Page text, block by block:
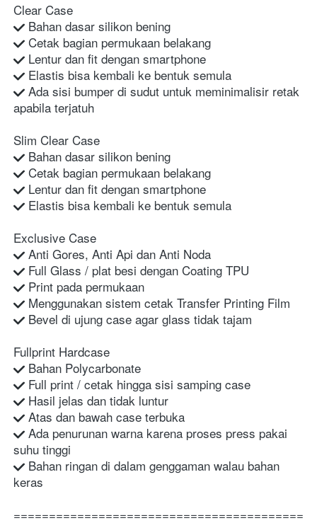
Clear Case
Bahan dasar silikon bening
Cetak bagian permukaan belakang
Lentur dan fit dengan smartphone
Elastis bisa kembali ke bentuk semula
Ada sisi bumper di sudut untuk meminimalisir retak
apabila terjatuh
Slim Clear Case
Bahan dasar silikon bening
Cetak bagian permukaan belakang
Lentur dan fit dengan smartphone
Elastis bisa kembali ke bentuk semula
Exclusive Case
Anti Gores, Anti Api dan Anti Noda
Full Glass / plat besi dengan Coating TPU
Print pada permukaan
Menggunakan sistem cetak Transfer Printing Film
Bevel di ujung case agar glass tidak tajam
Fullprint Hardcase
Bahan Polycarbonate
Full print / cetak hingga sisi samping case
Hasil jelas dan tidak luntur
Atas dan bawah case terbuka
Ada penurunan warna karena proses press pakai
suhu tinggi
Bahan ringan di dalam genggaman walau bahan
keras
=========================================